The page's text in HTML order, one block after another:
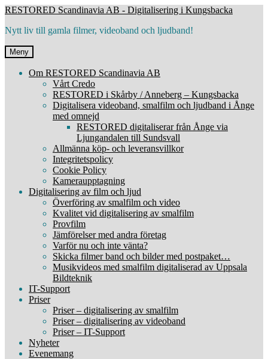
Hoppa
navigering
Hoppa
innehåll
RESTORED Scandinavia AB - Digitalisering i Kungsbacka
Nytt liv till gamla filmer, videoband och ljudband!
Meny
Om RESTORED Scandinavia AB
Vårt Credo
RESTORED i Skårby / Anneberg – Kungsbacka
Digitalisera videoband, smalfilm och ljudband i Ånge
med omnejd
RESTORED digitaliserar från Ånge via
Ljungandalen till Sundsvall
Allmänna köp- och leveransvillkor
Integritetspolicy
Cookie Policy
Kameraupptagning
Digitalisering av film och ljud
Överföring av smalfilm och video
Kvalitet vid digitalisering av smalfilm
Provfilm
Jämförelser med andra företag
Varför nu och inte vänta?
Skicka filmer band och bilder med postpaket…
Musikvideos med smalfilm digitaliserad av Uppsala
Bildteknik
IT-Support
Priser
Priser – digitalisering av smalfilm
Priser – digitalisering av videoband
Priser – IT-Support
Nyheter
Evenemang